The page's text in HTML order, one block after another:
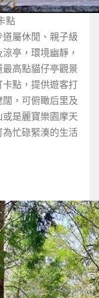
點
屬休閒、親子級
亭，環境幽靜，
高點貓仔亭觀景
點，提供遊客打
，可俯瞰后里及
是麗寶樂園摩天
忙碌緊湊的生活